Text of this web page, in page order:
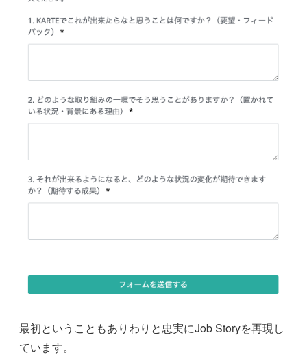
最初ということもありわりと忠実にJob Storyを再現し
ています。